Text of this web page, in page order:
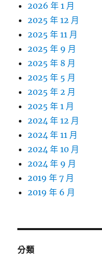
2026 年 1 月
2025 年 12 月
2025 年 11 月
2025 年 9 月
2025 年 8 月
2025 年 5 月
2025 年 2 月
2025 年 1 月
2024 年 12 月
2024 年 11 月
2024 年 10 月
2024 年 9 月
2019 年 7 月
2019 年 6 月
分類